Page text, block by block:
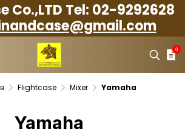
Co.,LTD Tel: 02-9292628
0
Flightcase Mixer Yamaha
Yamaha